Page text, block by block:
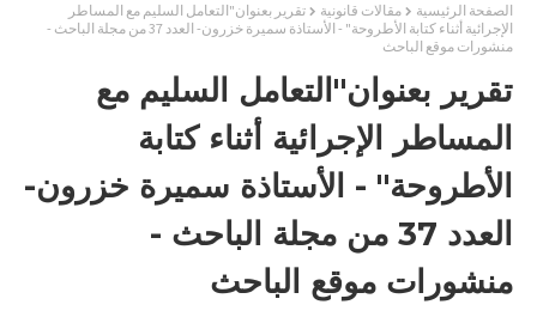
الصفحة الرئيسية مقالات قانونية
تقرير بعنوان"التعامل السليم مع المساطر
الإجرائية أثناء كتابة الأطروحة" - الأستاذة سميرة خزرون- العدد 37 من مجلة الباحث -
منشورات موقع الباحث
تقرير بعنوان"التعامل السليم مع
المساطر الإجرائية أثناء كتابة
الأطروحة" - الأستاذة سميرة خزرون-
العدد 37 من مجلة الباحث -
منشورات موقع الباحث